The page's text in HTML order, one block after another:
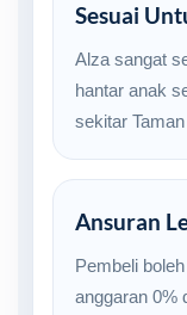
Sesuai
Alza sangat
hantar anak
sekitar
Ansuran
Pembeli
anggaran 0%